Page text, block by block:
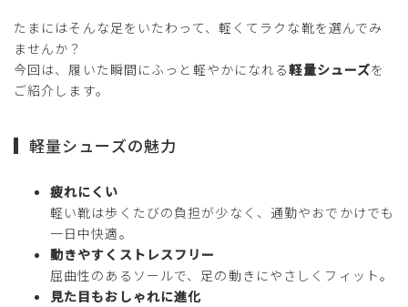
たまにはそんな足をいたわって、軽くてラクな靴を選んでみ
ませんか？
今回は、履いた瞬間にふっと軽やかになれる軽量シューズを
ご紹介します。
軽量シューズの魅力
疲れにくい
軽い靴は歩くたびの負担が少なく、通勤やおでかけでも
一日中快適。
動きやすくストレスフリー
屈曲性のあるソールで、足の動きにやさしくフィット。
見た目もおしゃれに進化